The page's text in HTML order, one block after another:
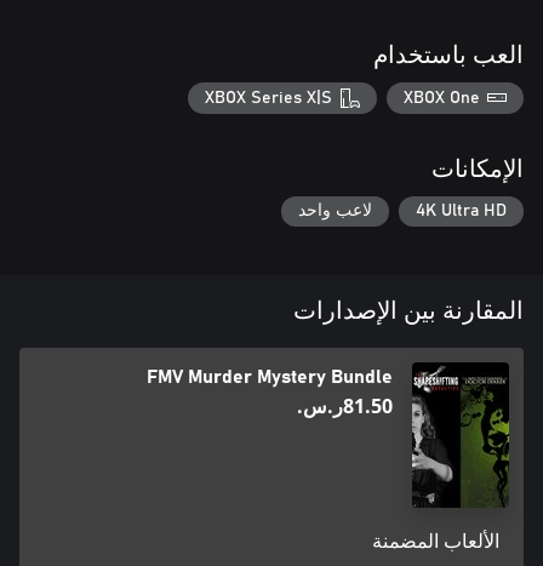
العب باستخدام
XBOX One
XBOX Series X|S
الإمكانات
4K Ultra HD لاعب واحد
المقارنة بين الإصدارات
FMV Murder Mystery Bundle
‪ر.س.‏‎81.50‬
الألعاب المضمنة